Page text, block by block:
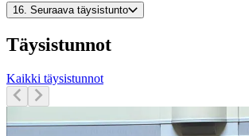
16. Seuraava täysistunto
Täysistunnot
Kaikki täysistunnot